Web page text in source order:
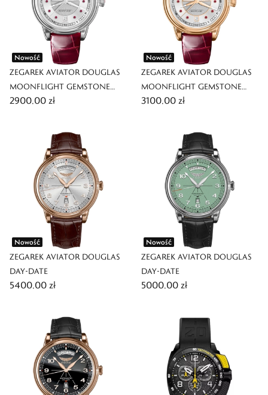
Nowość
ZEGAREK AVIATOR DOUGLAS
MOONFLIGHT GEMSTONE
EDITION
2900,00 zł
Nowość
ZEGAREK AVIATOR DOUGLAS
MOONFLIGHT GEMSTONE
EDITION
3100,00 zł
Nowość
ZEGAREK AVIATOR DOUGLAS
DAY-DATE
5400,00 zł
Nowość
ZEGAREK AVIATOR DOUGLAS
DAY-DATE
5000,00 zł